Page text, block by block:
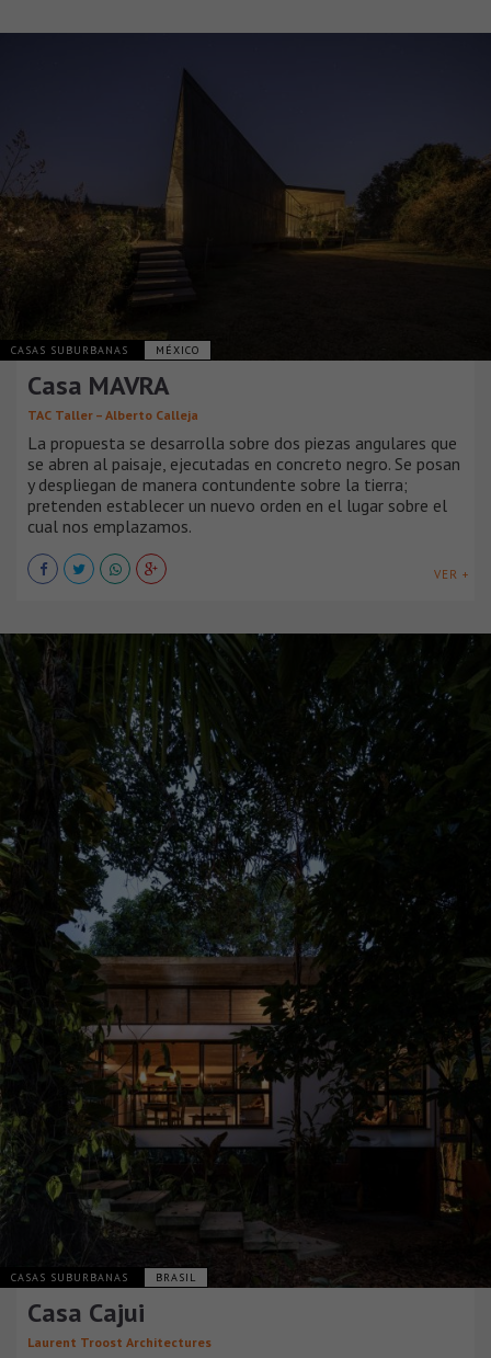
CASAS SUBURBANAS MÉXICO
Casa MAVRA
TAC Taller – Alberto Calleja
La propuesta se desarrolla sobre dos piezas angulares que
se abren al paisaje, ejecutadas en concreto negro. Se posan
y despliegan de manera contundente sobre la tierra;
pretenden establecer un nuevo orden en el lugar sobre el
cual nos emplazamos.
VER +
CASAS SUBURBANAS BRASIL
Casa Cajui
Laurent Troost Architectures